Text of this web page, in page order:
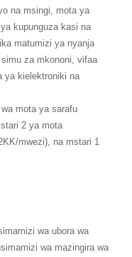
na msingi, mota ya
kupunguza kasi na
matumizi ya nyanja
za mkononi, vifaa
ya kielektroniki na
mota ya sarafu
2 ya mota
mwezi), na mstari 1
wa ubora wa
wa mazingira wa